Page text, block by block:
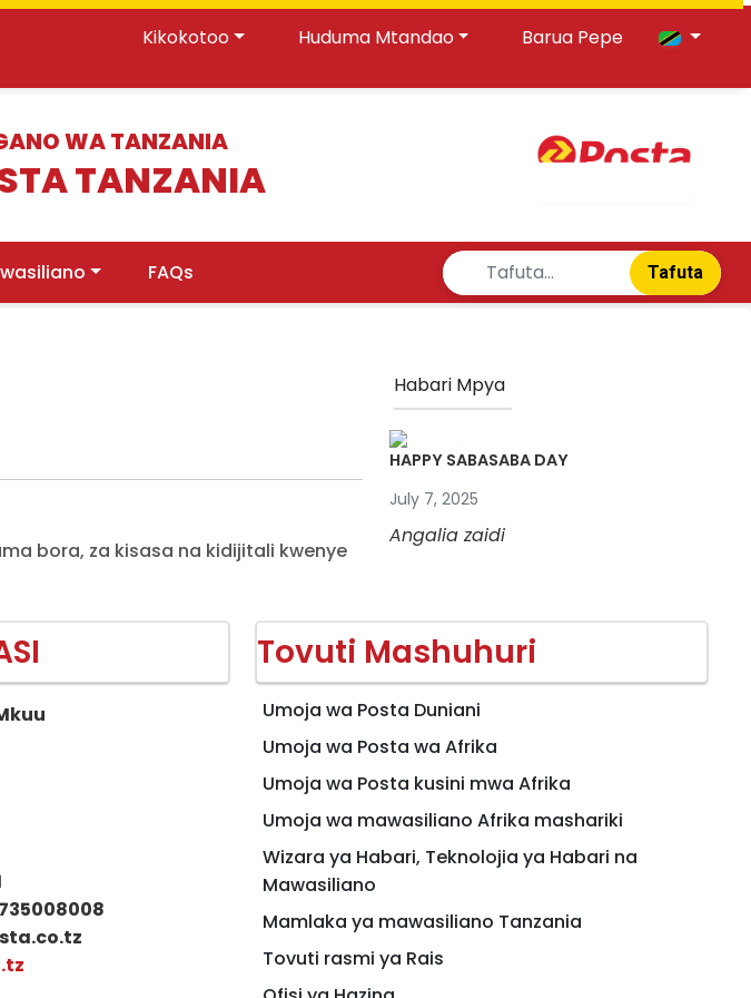
Kikokotoo Huduma Mtandao Barua Pepe
WA TANZANIA
TANZANIA
FAQs Tafuta
bora, za kisasa na kidijitali kwenye
Habari Mpya
HAPPY SABASABA DAY
July 7, 2025
Angalia zaidi
Tovuti Mashuhuri
Umoja wa Posta Duniani
Umoja wa Posta wa Afrika
Umoja wa Posta kusini mwa Afrika
Umoja wa mawasiliano Afrika mashariki
Wizara ya Habari, Teknolojia ya Habari na
Mawasiliano
Mamlaka ya mawasiliano Tanzania
Tovuti rasmi ya Rais